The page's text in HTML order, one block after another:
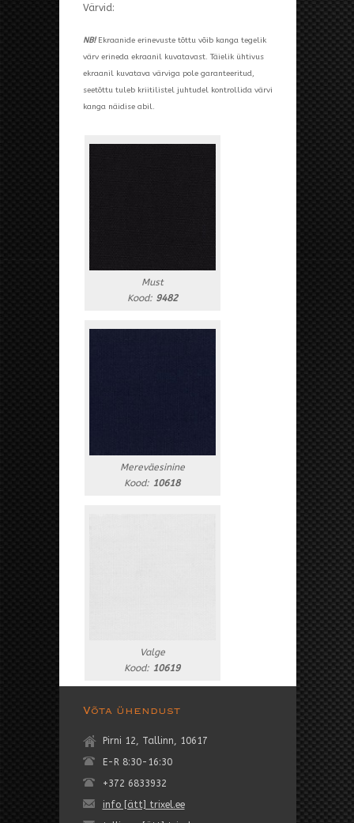
Värvid:
NB!Ekraanide erinevuste tõttu võib kanga tegelik
värv erineda ekraanil kuvatavast. Täielik ühtivus
ekraanil kuvatava värviga pole garanteeritud,
seetõttu tuleb kriitilistel juhtudel kontrollida värvi
kanga näidise abil.
Must
Kood: 9482
Mereväesinine
Kood: 10618
Valge
Kood: 10619
Võta ühendust
Pirni 12, Tallinn, 10617
E-R 8:30-16:30
+372 6833932
info [ätt] trixel.ee